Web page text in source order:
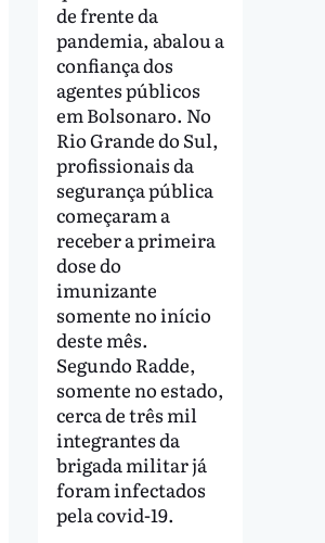
de frente da
pandemia, abalou a
confiança dos
agentes públicos
em Bolsonaro. No
Rio Grande do Sul,
profissionais da
segurança pública
começaram a
receber a primeira
dose do
imunizante
somente no início
deste mês.
Segundo Radde,
somente no estado,
cerca de três mil
integrantes da
brigada militar já
foram infectados
pela covid-19.